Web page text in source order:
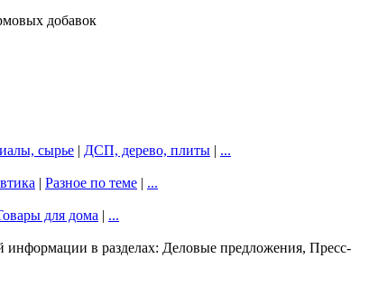
добавок
сырье | ДСП, дерево, плиты | ...
| Разное по теме | ...
для дома | ...
информации в разделах: Деловые предложения, Пресс-